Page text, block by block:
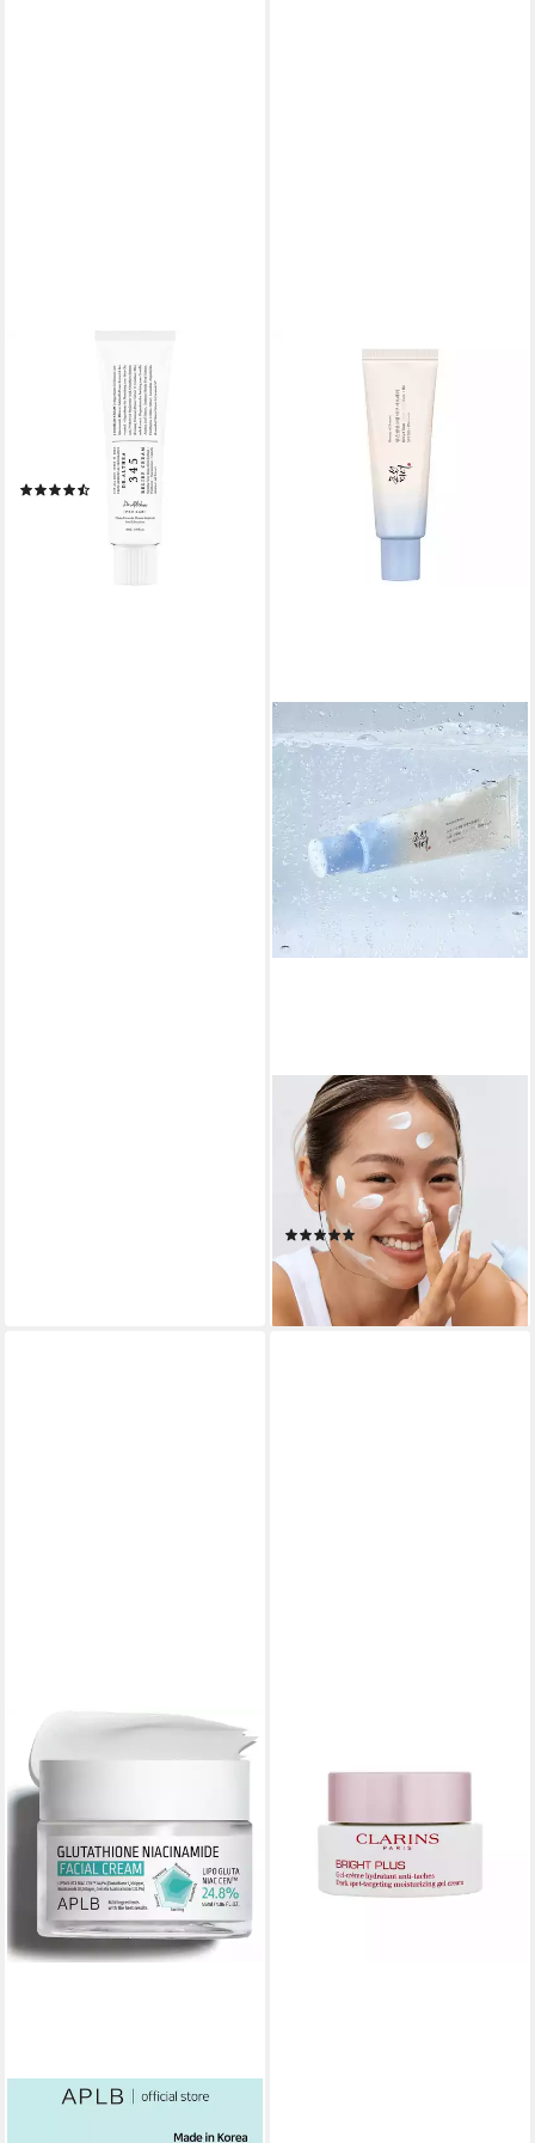
Feuchtigkeitscreme 345
RELIEF CREAM, Vegane,
regenerierende Creme, die
Inhaltsstoffe gekonnt
kombiniert
(14)
BEAUTY OF JOSEON
Sonnenschutzcreme RELIEF
SUN AQUA-FRESH RICE +
B5 LSF50+, schützt und
revitalisiert die Haut
(5)
ab 21,71 €
(434,20 €/ 1 l)
lieferbar in 3 Wochen